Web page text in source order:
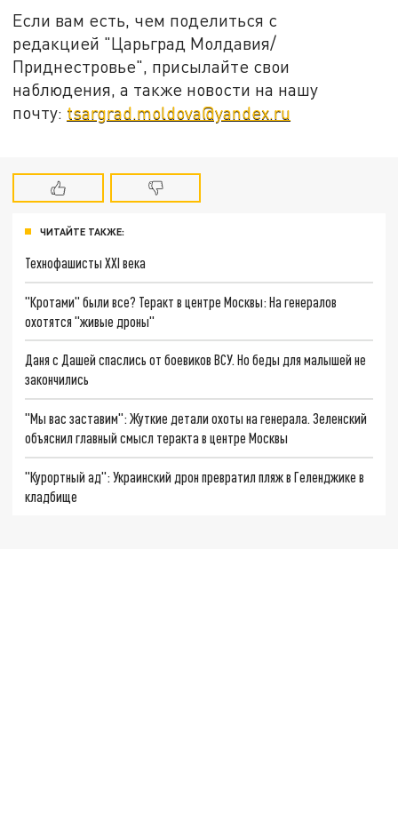
Если вам есть, чем поделиться с
редакцией "Царьград Молдавия/
Приднестровье", присылайте свои
наблюдения, а также новости на нашу
почту: tsargrad.moldova@yandex.ru
ЧИТАЙТЕ ТАКЖЕ:
Технофашисты XXI века
"Кротами" были все? Теракт в центре Москвы: На генералов
охотятся "живые дроны"
Даня с Дашей спаслись от боевиков ВСУ. Но беды для малышей не
закончились
"Мы вас заставим": Жуткие детали охоты на генерала. Зеленский
объяснил главный смысл теракта в центре Москвы
"Курортный ад": Украинский дрон превратил пляж в Геленджике в
кладбище